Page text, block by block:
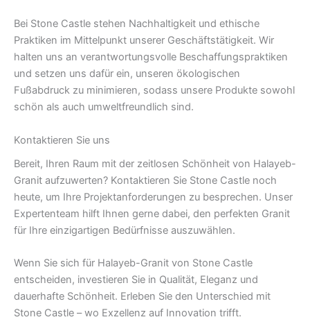
Bei Stone Castle stehen Nachhaltigkeit und ethische
Praktiken im Mittelpunkt unserer Geschäftstätigkeit. Wir
halten uns an verantwortungsvolle Beschaffungspraktiken
und setzen uns dafür ein, unseren ökologischen
Fußabdruck zu minimieren, sodass unsere Produkte sowohl
schön als auch umweltfreundlich sind.
Kontaktieren Sie uns
Bereit, Ihren Raum mit der zeitlosen Schönheit von Halayeb-
Granit aufzuwerten? Kontaktieren Sie Stone Castle noch
heute, um Ihre Projektanforderungen zu besprechen. Unser
Expertenteam hilft Ihnen gerne dabei, den perfekten Granit
für Ihre einzigartigen Bedürfnisse auszuwählen.
Wenn Sie sich für Halayeb-Granit von Stone Castle
entscheiden, investieren Sie in Qualität, Eleganz und
dauerhafte Schönheit. Erleben Sie den Unterschied mit
Stone Castle – wo Exzellenz auf Innovation trifft.